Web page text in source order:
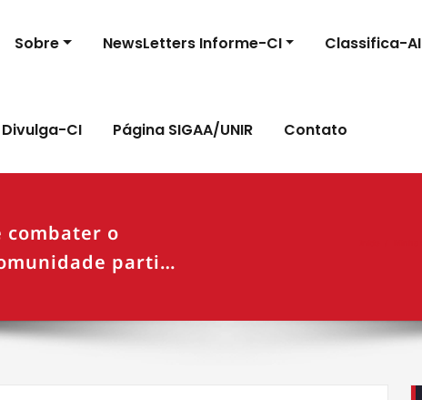
Sobre NewsLetters Informe-CI Classifica-AI
CI Página SIGAA/UNIR Contato
combater o
parti…